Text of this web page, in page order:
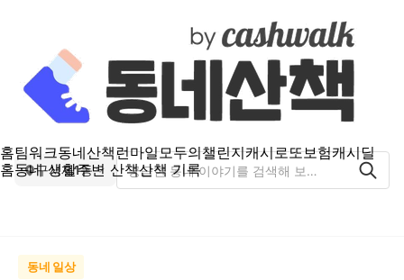
홈팀워크동네산책런마일모두의챌린지캐시로또보험캐시딜
홈동네 생활주변 산책산책 기록
구서제1동
동네 일상